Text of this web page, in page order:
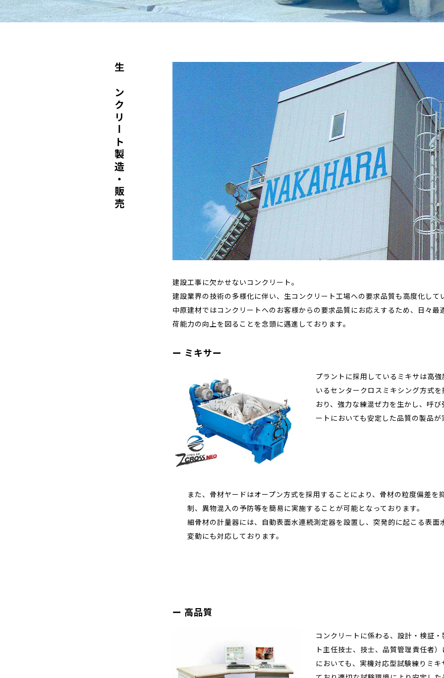
生コンクリート製造・販売
建設工事に欠かせないコンクリート。
建設業界の技術の多様化に伴い、生コンクリート工場への要求品質も高度化して
中原建材ではコンクリートへのお客様からの要求品質にお応えするため、日々
荷能力の向上を図ることを念頭に邁進しております。
ミキサー
プラントに採用しているミキサは高
いるセンタークロスミキシング方式
おり、強力な練混ぜ力を生かし、呼
ートにおいても安定した品質の製品が
また、骨材ヤードはオープン方式を採用することにより、骨材の粒度偏差を
制、異物混入の予防等を簡易に実施することが可能となっております。
細骨材の計量器には、自動表面水連続測定器を設置し、突発的に起こる表面
変動にも対応しております。
高品質
コンクリートに係わる、設計・検証
ト主任技士、技士、品質管理責任者
においても、実機対応型試験練りミ